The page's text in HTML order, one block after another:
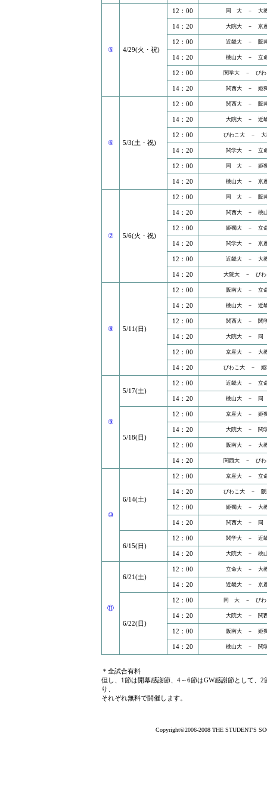
⑤ 4/29(火・祝)
12：00 同 大 － 大
14：20 大院大 － 京
12：00 近畿大 － 阪
14：20 桃山大 － 立
12：00 関学大 － びわ
14：20 関西大 － 姫
⑥ 5/3(土・祝)
12：00 関西大 － 阪
14：20 大院大 － 近
12：00 びわこ大 － 大
14：20 関学大 － 立
12：00 同 大 － 姫
14：20 桃山大 － 京
⑦ 5/6(火・祝)
12：00 同 大 － 阪
14：20 関西大 － 桃
12：00 姫獨大 － 立
14：20 関学大 － 京
12：00 近畿大 － 大
14：20 大院大 － びわ
⑧ 5/11(日)
12：00 阪南大 － 立
14：20 桃山大 － 近
12：00 関西大 － 関
14：20 大院大 － 同
12：00 京産大 － 大
14：20 びわこ大 － 姫
⑨
5/17(土)
12：00 近畿大 － 立
14：20 桃山大 － 同
5/18(日)
12：00 京産大 － 姫
14：20 大院大 － 関
12：00 阪南大 － 大
14：20 関西大 － びわ
⑩
6/14(土)
12：00 京産大 － 立
14：20 びわこ大 － 阪
12：00 姫獨大 － 大
14：20 関西大 － 同
6/15(日)
12：00 関学大 － 近
14：20 大院大 － 桃
⑪
6/21(土)
12：00 立命大 － 大
14：20 近畿大 － 京
6/22(日)
12：00 同 大 － びわ
14：20 大院大 － 関
12：00 阪南大 － 姫
14：20 桃山大 － 関
＊全試合有料
但し、1節は開幕感謝節、4～6節はGW感謝節として、
り、
それぞれ無料で開催します。
Copyright©2006-2008 THE STUDENT'S